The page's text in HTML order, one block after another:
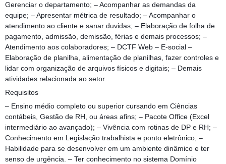
Gerenciar o departamento; – Acompanhar as demandas da
equipe; – Apresentar métrica de resultado; – Acompanhar o
atendimento ao cliente e sanar duvidas; – Elaboração de folha de
pagamento, admissão, demissão, férias e demais processos; –
Atendimento aos colaboradores; – DCTF Web – E-social –
Elaboração de planilha, alimentação de planilhas, fazer controles e
lidar com organização de arquivos físicos e digitais; – Demais
atividades relacionada ao setor.
Requisitos
– Ensino médio completo ou superior cursando em Ciências
contábeis, Gestão de RH, ou áreas afins; – Pacote Office (Excel
intermediário ao avançado); – Vivência com rotinas de DP e RH; –
Conhecimento em Legislação trabalhista e ponto eletrônico; –
Habilidade para se desenvolver em um ambiente dinâmico e ter
senso de urgência. – Ter conhecimento no sistema Domínio